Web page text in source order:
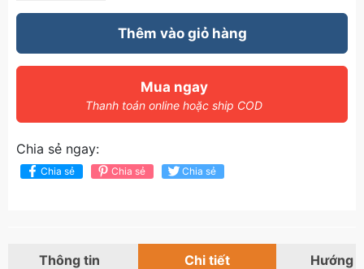
Thêm vào giỏ hàng
Mua ngay
Thanh toán online hoặc ship COD
Chia sẻ ngay:
Chia sẻ Chia sẻ Chia sẻ
Thông tin Chi tiết Hướng